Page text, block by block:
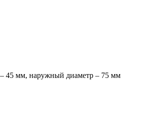
45 мм, наружный диаметр – 75 мм